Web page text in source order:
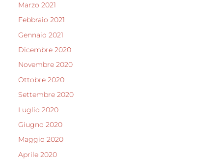
Marzo 2021
Febbraio 2021
Gennaio 2021
Dicembre 2020
Novembre 2020
Ottobre 2020
Settembre 2020
Luglio 2020
Giugno 2020
Maggio 2020
Aprile 2020